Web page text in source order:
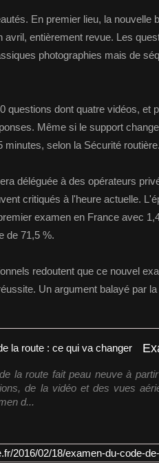
En premier lieu, la nouvelle
avril, entièrement revue. Les
photographies mais de
questions dont quatre vidéos, et
Même si le support
minutes, selon la Sécurité routière.
déléguée à des opérateurs
critiqués à l'heure actuelle.
examen en France avec
de 71,5 %.
redoutent que ce nouvel
Un argument balayé par
la route fait peau neuve à
de la vidéo et des vues
d...